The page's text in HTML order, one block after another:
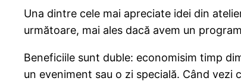
Una dintre cele mai apreciate idei din
următoare, mai ales dacă avem un
Beneficiile sunt duble: economisim timp
un eveniment sau o zi specială. Când